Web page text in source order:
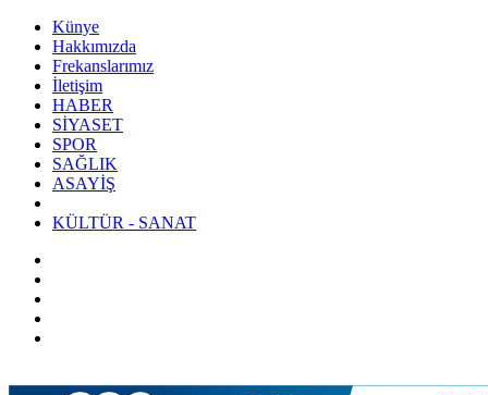
Künye
Hakkımızda
Frekanslarımız
İletişim
HABER
SİYASET
SPOR
SAĞLIK
ASAYİŞ
KÜLTÜR - SANAT